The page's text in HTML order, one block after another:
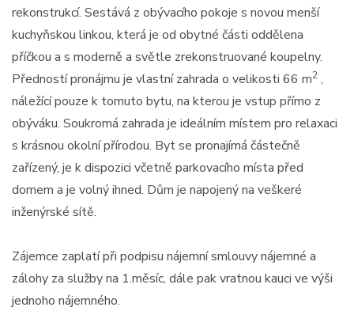
rekonstrukcí. Sestává z obývacího pokoje s novou menší
kuchyňskou linkou, která je od obytné části oddělena
příčkou a s moderně a světle zrekonstruované koupelny.
Předností pronájmu je vlastní zahrada o velikosti 66 m2 ,
náležící pouze k tomuto bytu, na kterou je vstup přímo z
obýváku. Soukromá zahrada je ideálním místem pro relaxaci
s krásnou okolní přírodou. Byt se pronajímá částečně
zařízený, je k dispozici včetně parkovacího místa před
domem a je volný ihned. Dům je napojený na veškeré
inženýrské sítě.
Zájemce zaplatí při podpisu nájemní smlouvy nájemné a
zálohy za služby na 1.měsíc, dále pak vratnou kauci ve výši
jednoho nájemného.